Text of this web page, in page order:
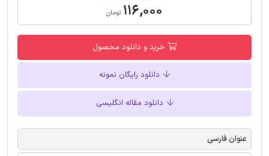
۱۱۶,۰۰۰ تومان
خرید و دانلود محصول
دانلود رایگان نمونه
دانلود مقاله انگلیسی
عنوان فارسی